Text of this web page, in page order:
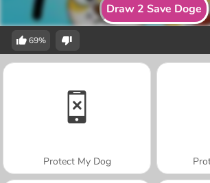
Draw 2 Save Doge
69%
Protect My Dog